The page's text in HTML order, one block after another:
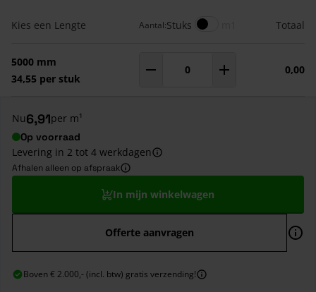
Gegroepeerde productitems
Kies een Lengte Aantal:Stuks Meters Totaal
5000 mm
34,55 per stuk
Aantal m¹ 0,00
Nu6,91per m¹
Op voorraad
Levering in 2 tot 4 werkdagen
Afhalen alleen op afspraak
In mijn winkelwagen
Offerte aanvragen
Boven € 2.000,- (incl. btw) gratis verzending!